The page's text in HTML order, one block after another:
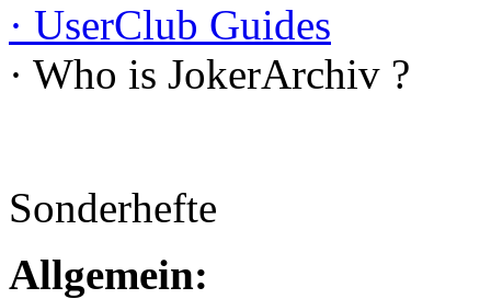
· UserClub Guides
· Who is JokerArchiv ?
Sonderhefte
Allgemein: